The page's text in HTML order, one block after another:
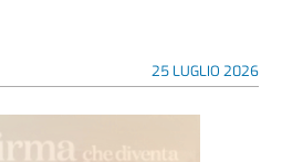
25 LUGLIO 2026